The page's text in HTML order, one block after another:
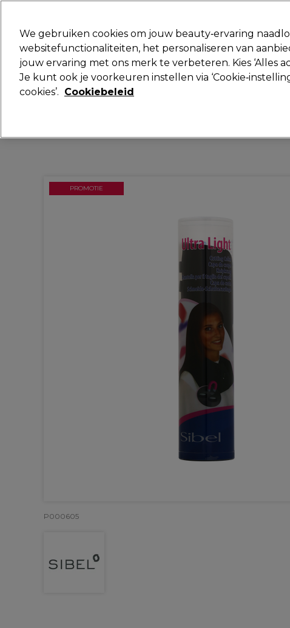
Merken Deals Haar Elektra
Volgende dag geleverd*
PROMOTIE
P000605
We gebruiken cookies om jouw beauty‑ervaring
websitefunctionaliteiten, het personaliseren van
jouw ervaring met ons merk te verbeteren. Kies ‘Alles
Je kunt ook je voorkeuren instellen via
cookies’. Cookiebeleid